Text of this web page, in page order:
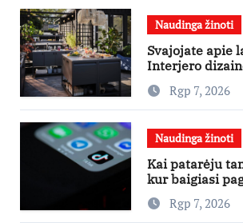
Naudinga žinoti
Svajojate apie
Interjero
nuo ko pradėti
Rgp 7, 2026
Naudinga žinoti
Kai patarėju
kur baigiasi
prasideda
Rgp 7, 2026